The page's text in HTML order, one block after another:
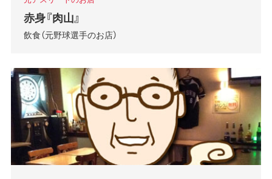
赤身『肉山』
飲食（元野球選手のお店）